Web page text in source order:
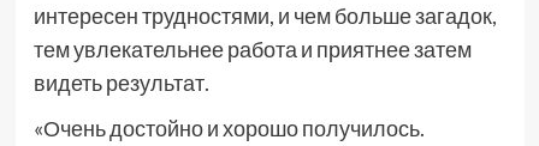
интересен трудностями, и чем больше загадок,
тем увлекательнее работа и приятнее затем
видеть результат.
«Очень достойно и хорошо получилось.